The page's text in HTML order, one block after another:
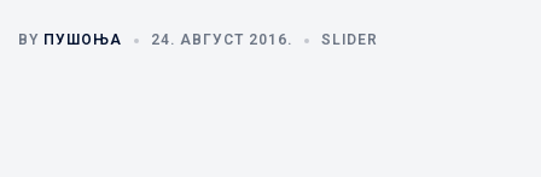
BY ПУШОЊА 24. АВГУСТ 2016. SLIDER